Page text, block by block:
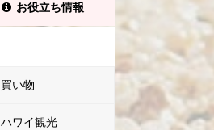
お役立ち情報
買い物
ハワイ観光